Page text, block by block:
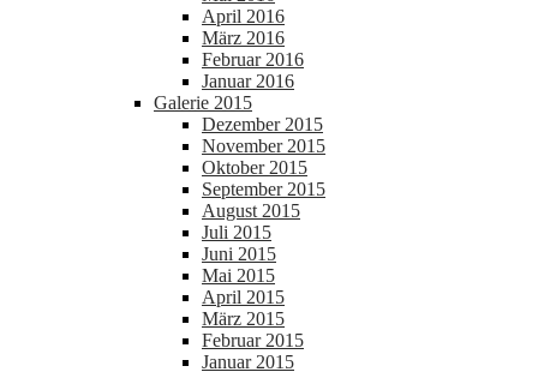
April 2016
März 2016
Februar 2016
Januar 2016
Galerie 2015
Dezember 2015
November 2015
Oktober 2015
September 2015
August 2015
Juli 2015
Juni 2015
Mai 2015
April 2015
März 2015
Februar 2015
Januar 2015